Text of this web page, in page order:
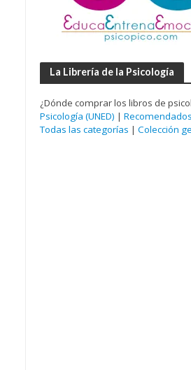
La Librería de la Psicología
¿Dónde comprar los libros de
Psicología (UNED) |
Todas las categorías | Colección